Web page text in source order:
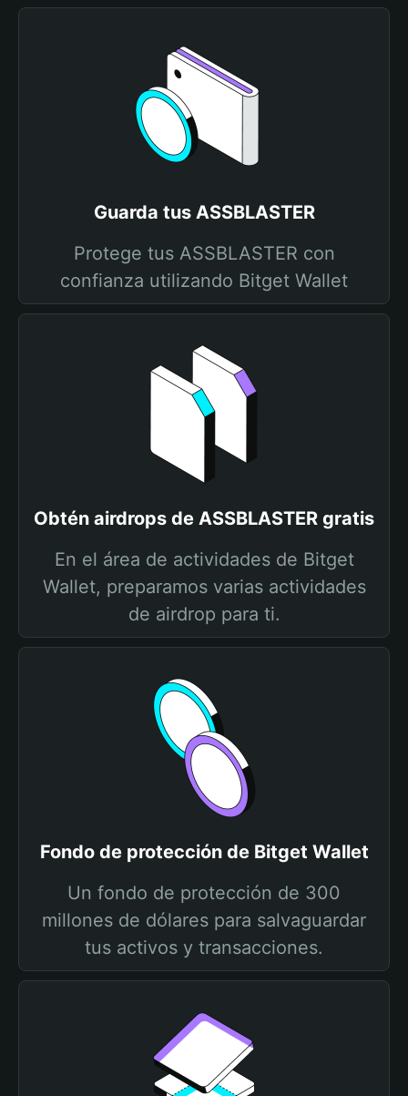
Guarda tus ASSBLASTER
Protege tus ASSBLASTER con
confianza utilizando Bitget Wallet
Obtén airdrops de ASSBLASTER gratis
En el área de actividades de Bitget
Wallet, preparamos varias actividades
de airdrop para ti.
Fondo de protección de Bitget Wallet
Un fondo de protección de 300
millones de dólares para salvaguardar
tus activos y transacciones.